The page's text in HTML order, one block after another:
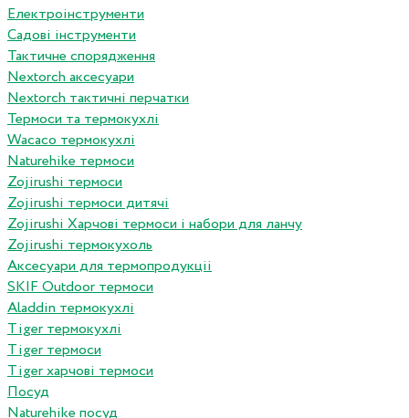
Електроінструменти
Садові інструменти
Тактичне спорядження
Nextorch аксесуари
Nextorch тактичні перчатки
Термоси та термокухлі
Wacaco термокухлі
Naturehike термоси
Zojirushi термоси
Zojirushi термоси дитячі
Zojirushi Харчові термоси і набори для ланчу
Zojirushi термокухоль
Аксесуари для термопродукціі
SKIF Outdoor термоси
Aladdin термокухлі
Tiger термокухлі
Tiger термоси
Tiger харчові термоси
Посуд
Naturehike посуд